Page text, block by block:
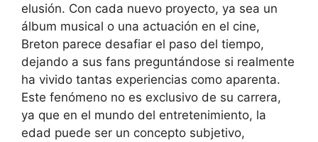
elusión. Con cada nuevo proyecto, ya sea un
álbum musical o una actuación en el cine,
Breton parece desafiar el paso del tiempo,
dejando a sus fans preguntándose si realmente
ha vivido tantas experiencias como aparenta.
Este fenómeno no es exclusivo de su carrera,
ya que en el mundo del entretenimiento, la
edad puede ser un concepto subjetivo,